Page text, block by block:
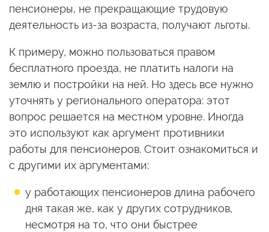
пенсионеры, не прекращающие трудовую
деятельность из-за возраста, получают льготы.
К примеру, можно пользоваться правом
бесплатного проезда, не платить налоги на
землю и постройки на ней. Но здесь все нужно
уточнять у регионального оператора: этот
вопрос решается на местном уровне. Иногда
это используют как аргумент противники
работы для пенсионеров. Стоит ознакомиться и
с другими их аргументами:
у работающих пенсионеров длина рабочего
дня такая же, как у других сотрудников,
несмотря на то, что они быстрее